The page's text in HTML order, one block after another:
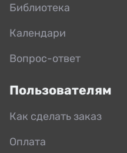
Библиотека
Календари
Вопрос-ответ
Пользователям
Как сделать заказ
Оплата